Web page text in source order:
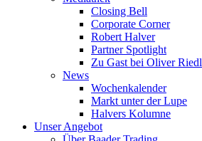
Closing Bell
Corporate Corner
Robert Halver
Partner Spotlight
Zu Gast bei Oliver Riedl
News
Wochenkalender
Markt unter der Lupe
Halvers Kolumne
Unser Angebot